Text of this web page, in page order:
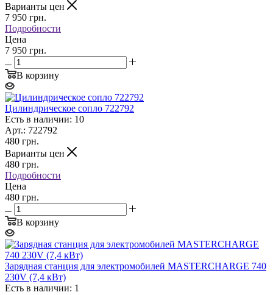
Варианты цен
7 950 грн.
Подробности
Цена
7 950 грн.
В корзину
Цилиндрическое сопло 722792
Есть в наличии: 10
Арт.: 722792
480 грн.
Варианты цен
480 грн.
Подробности
Цена
480 грн.
В корзину
Зарядная станция для электромобилей MASTERCHARGE 740
230V (7,4 кВт)
Есть в наличии: 1